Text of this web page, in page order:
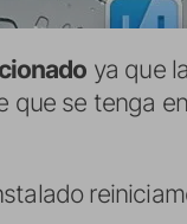
ya que
se tenga